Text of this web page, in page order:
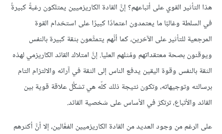
هذا التأثير القوي على أتباعهم؟ إنَّ القادة الكاريزميين يمتلكون رغبةً كبيرةً
في السلطة وغالبًا ما يعتمدون اعتمادًا كبيرًا على استخدام القوة
المرجعية للتأثير على الآخرين، كما أنَّهم يتمتَّعون بثقة كبيرة بالنفس
ويوقنون بصحة معتقداتهم ومُثلهم العليا. إنَّ امتلاك القائد الكاريزمي لهذه
الثقة بالنفس وقوة اليقين يدفع الناس إلى الثقة في آرائه والالتزام التام
برسالته وتوجيهاته، وتكون نتيجة ذلك كلّه هي تشكُّل علاقة قوية بين
القائد والأتباع، ترتكز في الأساس على شخصية القائد.
على الرغم من وجود العديد من القادة الكاريزميين الفعَّالين، إلا أنَّ أكثرهم